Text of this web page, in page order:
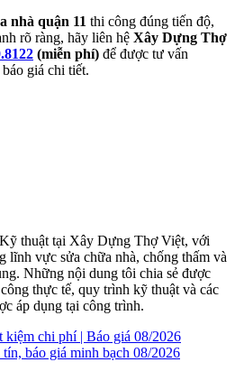
nhà quận 11 thi công đúng tiến độ,
rõ ràng, hãy liên hệ Xây Dựng Thợ
(miễn phí) để được tư vấn
giá chi tiết.
thuật tại Xây Dựng Thợ Việt, với
lĩnh vực sửa chữa nhà, chống thấm và
Những nội dung tôi chia sẻ được
thực tế, quy trình kỹ thuật và các
áp dụng tại công trình.
kiệm chi phí | Báo giá 08/2026
báo giá minh bạch 08/2026